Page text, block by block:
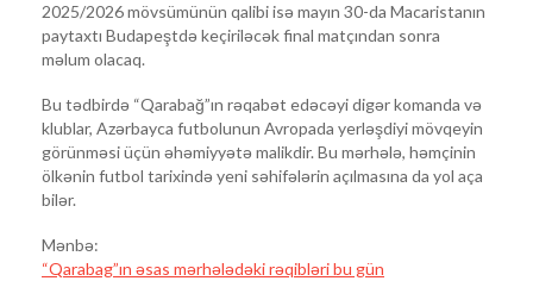
2025/2026 mövsümünün qalibi isə mayın 30-da Macaristanın
paytaxtı Budapeştdə keçiriləcək final matçından sonra
məlum olacaq.
Bu tədbirdə “Qarabağ”ın rəqabət edəcəyi digər komanda və
klublar, Azərbayca futbolunun Avropada yerləşdiyi mövqeyin
görünməsi üçün əhəmiyyətə malikdir. Bu mərhələ, həmçinin
ölkənin futbol tarixində yeni səhifələrin açılmasına da yol aça
bilər.
Mənbə:
“Qarabag”ın əsas mərhələdəki rəqibləri bu gün